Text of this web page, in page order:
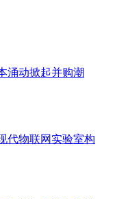
涌动掀起并购潮
代物联网实验室构
车的轻量化和高续